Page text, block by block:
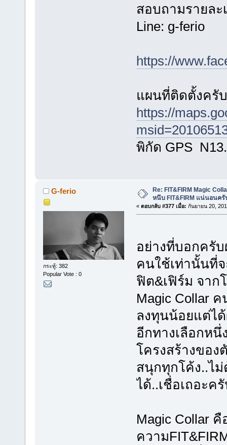
สอบถามรายละ
Line: g-ferio
https://
แผนที่ติดตั้งครับ
https://
พิกัด GPS
G-ferio
กระทู้: 382
Popular Vote : 0
Re: FIT&FIRM Magic
หนึบ FIT&FIRM แน่นอนครั
« ตอบกลับ #377 เมื่อ: กันยายน 20,
อย่างที่บอกครั
คนใช้เท่านั้นที่
ฟิต&เฟิร์ม จาก
Magic Collar
ลงทุนน้อยแต่ได้
อีกทางเลือกห
โครงสร้างของ
สนุกทุกโค้ง..ไม่
ได้..เชื่อเถอะ
Magic Collar
ความ